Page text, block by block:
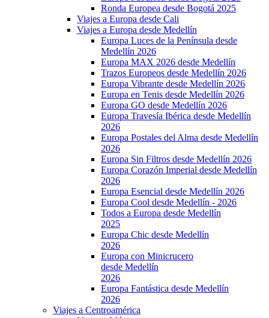
Ronda Europea desde Bogotá 2025
Viajes a Europa desde Cali
Viajes a Europa desde Medellín
Europa Luces de la Península desde
Medellín 2026
Europa MAX 2026 desde Medellín
Trazos Europeos desde Medellín 2026
Europa Vibrante desde Medellín 2026
Europa en Tenis desde Medellín 2026
Europa GO desde Medellín 2026
Europa Travesía Ibérica desde Medellín
2026
Europa Postales del Alma desde Medellín
2026
Europa Sin Filtros desde Medellín 2026
Europa Corazón Imperial desde Medellín
2026
Europa Esencial desde Medellín 2026
Europa Cool desde Medellín - 2026
Todos a Europa desde Medellín
2025
Europa Chic desde Medellín
2026
Europa con Minicrucero
desde Medellín
2026
Europa Fantástica desde Medellín
2026
Viajes a Centroamérica